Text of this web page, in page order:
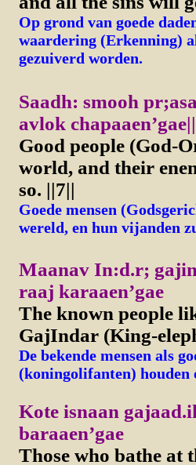
Op grond van goede
waardering (Erkenning)
gezuiverd worden.
Saadh: smooh
avlok
Good people (God-
world, and their
so. ||7||
Goede mensen
wereld, en hun vijanden
Maanav In:d.r;
raaj karaaen’gae
The known people
GajIndar (King-
De bekende mensen als
(koningolifanten) houden
Kote isnaan
baraaen’gae
Those who bathe at